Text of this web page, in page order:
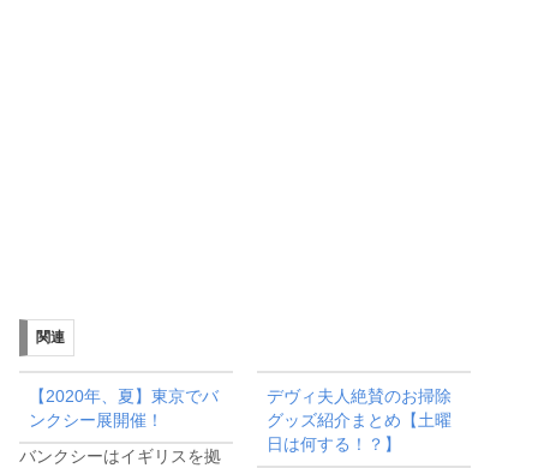
関連
【2020年、夏】東京でバ
ンクシー展開催！
バンクシーはイギリスを拠
デヴィ夫人絶賛のお掃除
グッズ紹介まとめ【土曜
日は何する！？】